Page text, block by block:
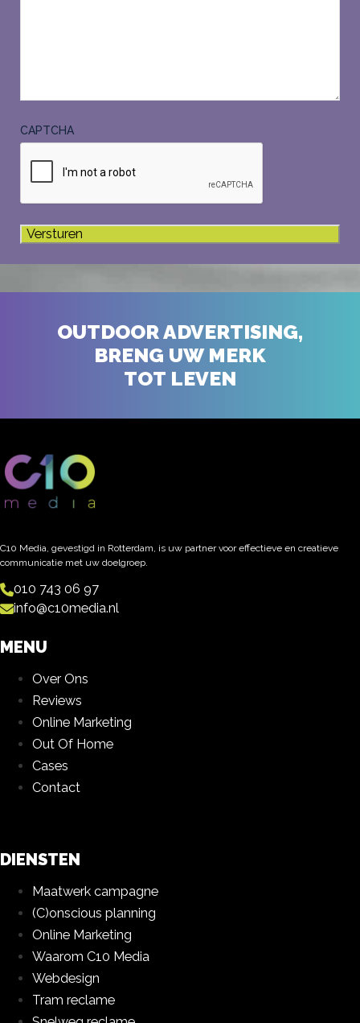
CAPTCHA
OUTDOOR ADVERTISING,
BRENG UW MERK
TOT LEVEN
C10 Media, gevestigd in Rotterdam, is uw partner voor effectieve en creatieve
communicatie met uw doelgroep.
010 743 06 97
info@c10media.nl
MENU
Over Ons
Reviews
Online Marketing
Out Of Home
Cases
Contact
DIENSTEN
Maatwerk campagne
(C)onscious planning
Online Marketing
Waarom C10 Media
Webdesign
Tram reclame